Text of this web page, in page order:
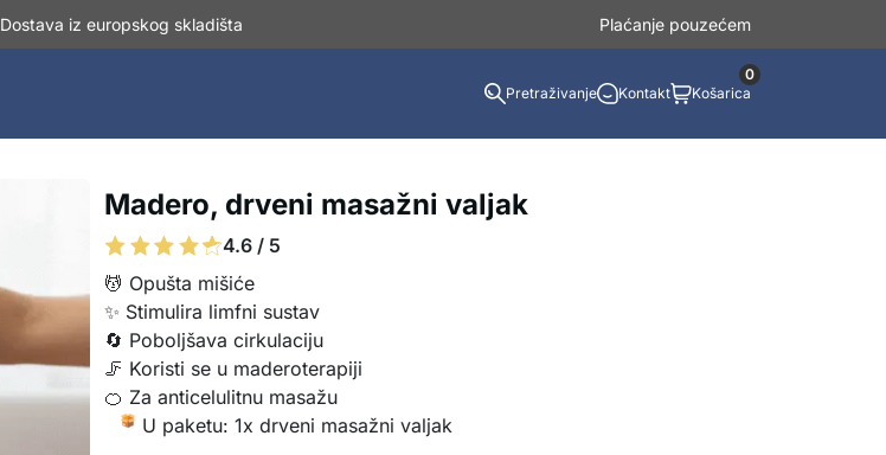
Dostava iz europskog skladišta Plaćanje pouzećem
Pretraživanje Kontakt Košarica
0
Madero, drveni masažni valjak
4.6 / 5
💆 Opušta mišiće
✨ Stimulira limfni sustav
🔄 Poboljšava cirkulaciju
🦵 Koristi se u maderoterapiji
🍊 Za anticelulitnu masažu
U paketu: 1x drveni masažni valjak